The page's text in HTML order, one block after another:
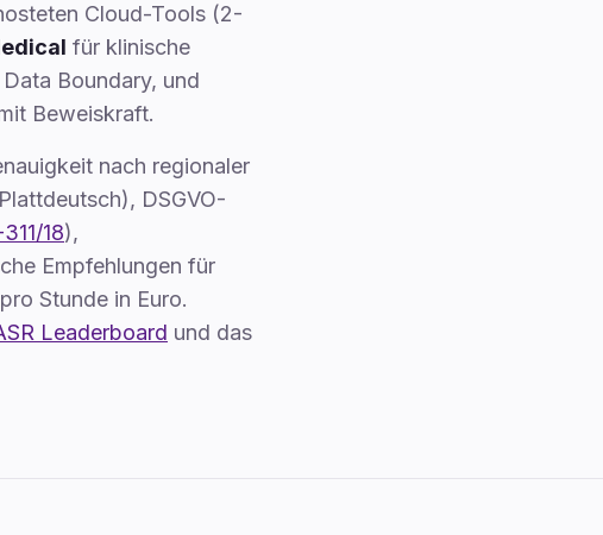
Cloud-Tools (2-
für klinische
Boundary, und
Beweiskraft.
nach regionaler
DSGVO-
18),
Empfehlungen für
Stunde in Euro.
Leaderboard und das